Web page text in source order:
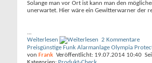
Solange man vor Ort ist kann man den
unerwartet. Hier wäre ein Gewitterwarner der
...
Weiterlesen
2 Kommentare
Preisgünstige Funk Alarmanlage Olympia
von Frank Veröffentlicht: 19.07.2014 10:40